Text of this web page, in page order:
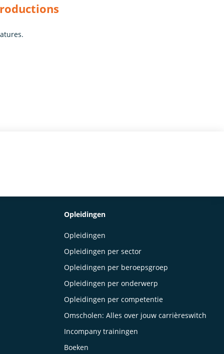
Opleidingen
Opleidingen
Opleidingen per sector
Opleidingen per beroepsgroep
Opleidingen per onderwerp
Opleidingen per competentie
Omscholen: Alles over jouw carrièreswitch
Incompany trainingen
Boeken